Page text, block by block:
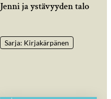
Jenni ja ystävyyden talo
Sarja: Kirjakärpänen